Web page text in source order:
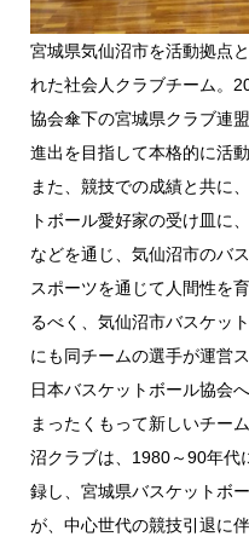
宮城県気仙沼市を活動拠点
れた社会人クラブチーム。
協会傘下の宮城県クラブ連
進出を目指して本格的に活
また、競技での成績と共に
トボール愛好家の受け皿に
などを通じ、気仙沼市のバ
スポーツを通じて人間性を
るべく、気仙沼市バスケッ
にも同チームの選手が運営
日本バスケットボール協会
まったくもって新しいチー
沼クラブは、1980～90年代
録し、宮城県バスケットボ
が、中心世代の競技引退に